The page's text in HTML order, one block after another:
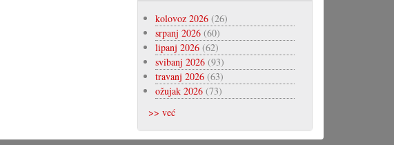
kolovoz 2026(26)
srpanj 2026(60)
lipanj 2026(62)
svibanj 2026(93)
travanj 2026(63)
ožujak 2026(73)
>> već